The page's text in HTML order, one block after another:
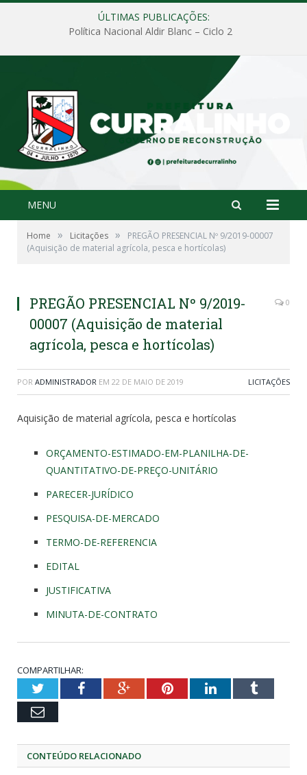
ÚLTIMAS PUBLICAÇÕES:
Política Nacional Aldir Blanc – Ciclo 2
MENU
Home » Licitações »
PREGÃO PRESENCIAL Nº 9/2019-00007
(Aquisição de material agrícola, pesca e hortícolas)
PREGÃO PRESENCIAL Nº 9/2019-
00007 (Aquisição de material
agrícola, pesca e hortícolas)
0
POR ADMINISTRADOR EM 22 DE MAIO DE 2019 LICITAÇÕES
Aquisição de material agrícola, pesca e hortícolas
ORÇAMENTO-ESTIMADO-EM-PLANILHA-DE-
QUANTITATIVO-DE-PREÇO-UNITÁRIO
PARECER-JURÍDICO
PESQUISA-DE-MERCADO
TERMO-DE-REFERENCIA
EDITAL
JUSTIFICATIVA
MINUTA-DE-CONTRATO
COMPARTILHAR:
TwitterFacebookGoogle+PinterestLinkedInTumblr
Email
CONTEÚDO RELACIONADO